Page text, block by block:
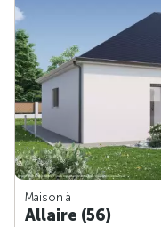
Maison à
Allaire (56)